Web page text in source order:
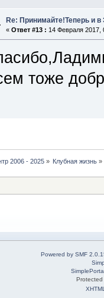
Re: Принимайте!Теперь и в
«Ответ #13 : 14 Февраля 2017,
тоже
2006 - 2025» Клубная жизнь »
Powered by SMF